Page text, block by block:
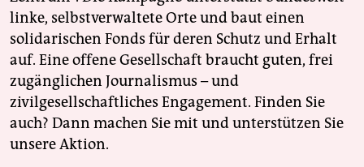
linke, selbstverwaltete Orte und baut einen
solidarischen Fonds für deren Schutz und Erhalt
auf. Eine offene Gesellschaft braucht guten, frei
zugänglichen Journalismus – und
zivilgesellschaftliches Engagement. Finden Sie
auch? Dann machen Sie mit und unterstützen Sie
unsere Aktion.